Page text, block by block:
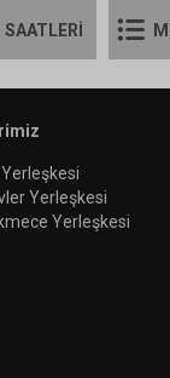
SAATLERİ
Yerleşkesi
Yerleşkesi